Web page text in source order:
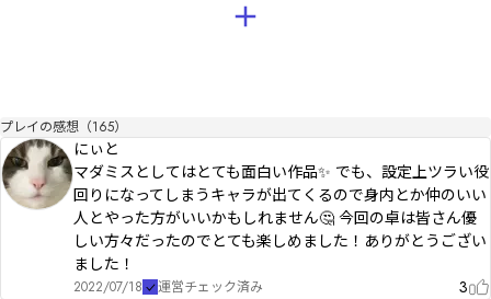
プレイの感想（165）
にぃと
マダミスとしてはとても面白い作品✨️ でも、設定上ツラい役
回りになってしまうキャラが出てくるので身内とか仲のいい
人とやった方がいいかもしれません🤔 今回の卓は皆さん優
しい方々だったのでとても楽しめました！ありがとうござい
ました！
2022/07/18 運営チェック済み
3